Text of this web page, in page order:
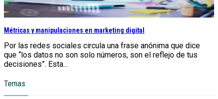
Métricas y manipulaciones en marketing digital
Por las redes sociales circula una frase anónima que dice
que “los datos no son solo números, son el reflejo de tus
decisiones”. Esta...
Temas